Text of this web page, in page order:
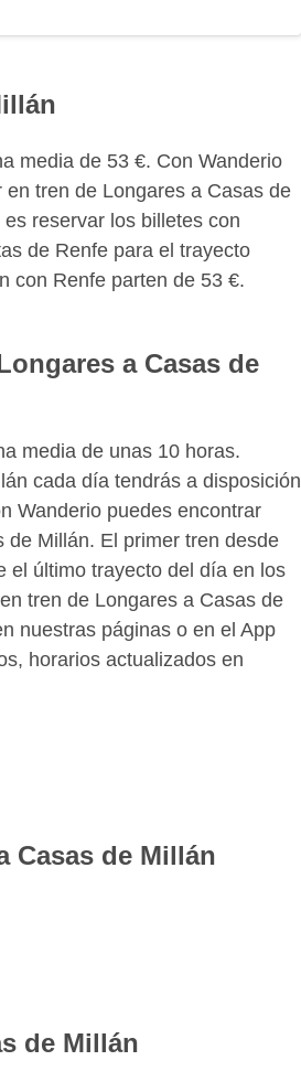
media de 53 €. Con Wanderio
tren de Longares a Casas de
reservar los billetes con
de Renfe para el trayecto
con Renfe parten de 53 €.
a Casas de
media de unas 10 horas.
cada día tendrás a disposición
Wanderio puedes encontrar
Millán. El primer tren desde
el último trayecto del día en los
tren de Longares a Casas de
nuestras páginas o en el App
horarios actualizados en
Casas de Millán
tus necesidades reservando
y vías.
de Millán